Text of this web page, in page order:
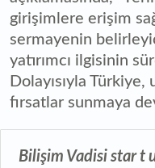
girişimlere erişim
sermayenin
yatırımcı ilgisinin
Dolayısıyla
fırsatlar sunmaya
Bilişim Vadisi star t